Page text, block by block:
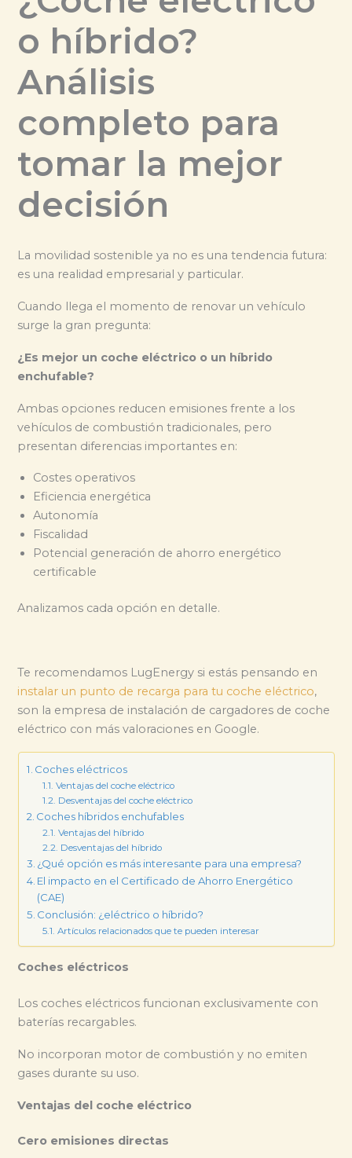
o híbrido?
Análisis
completo para
tomar la mejor
decisión
La movilidad sostenible ya no es una tendencia futura:
es una realidad empresarial y particular.
Cuando llega el momento de renovar un vehículo
surge la gran pregunta:
¿Es mejor un coche eléctrico o un híbrido
enchufable?
Ambas opciones reducen emisiones frente a los
vehículos de combustión tradicionales, pero
presentan diferencias importantes en:
Costes operativos
Eficiencia energética
Autonomía
Fiscalidad
Potencial generación de ahorro energético
certificable
Analizamos cada opción en detalle.
Te recomendamos LugEnergy si estás pensando en
instalar un punto de recarga para tu coche eléctrico,
son la empresa de instalación de cargadores de coche
eléctrico con más valoraciones en Google.
Coches eléctricos
Ventajas del coche eléctrico
Desventajas del coche eléctrico
Coches híbridos enchufables
Ventajas del híbrido
Desventajas del híbrido
¿Qué opción es más interesante para una empresa?
El impacto en el Certificado de Ahorro Energético
(CAE)
Conclusión: ¿eléctrico o híbrido?
Artículos relacionados que te pueden interesar
Coches eléctricos
Los coches eléctricos funcionan exclusivamente con
baterías recargables.
No incorporan motor de combustión y no emiten
gases durante su uso.
Ventajas del coche eléctrico
Cero emisiones directas